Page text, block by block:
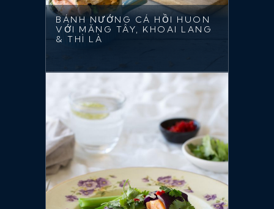
BÁNH NƯỚNG CÁ HỒI HUON
VỚI MĂNG TÂY, KHOAI LANG
& THÌ LÀ